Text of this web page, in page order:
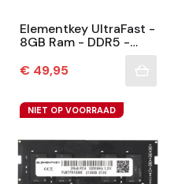
Elementkey UltraFast -
8GB Ram - DDR5 -
5600Mhz - SoDimm -
Premium Chip -
Geschikt Voor
Prijs
€ 49,95
NIET OP VOORRAAD